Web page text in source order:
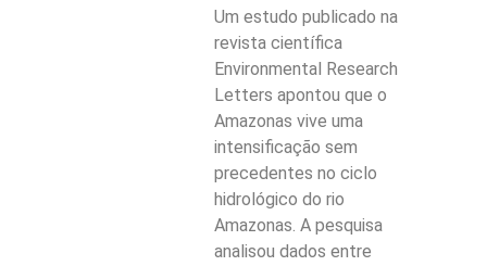
Um estudo publicado na
revista científica
Environmental Research
Letters apontou que o
Amazonas vive uma
intensificação sem
precedentes no ciclo
hidrológico do rio
Amazonas. A pesquisa
analisou dados entre